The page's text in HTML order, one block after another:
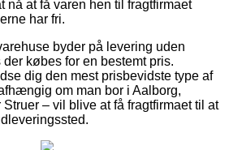
nå at få varen hen til fragtfirmaet
har fri.
byder på levering uden
købes for en bestemt pris.
dig den mest prisbevidste type af
om man bor i Aalborg,
– vil blive at få fragtfirmaet til at